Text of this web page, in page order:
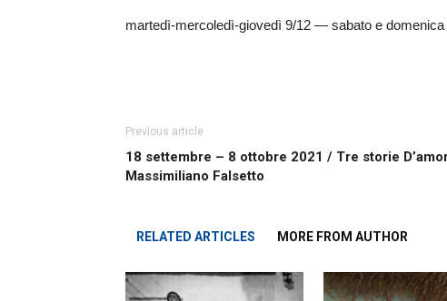
martedì-mercoledì-giovedì 9/12 — sabato e domenica
Previous article
18 settembre – 8 ottobre 2021 / Tre storie
Massimiliano Falsetto
RELATED ARTICLES MORE FROM AUTHOR